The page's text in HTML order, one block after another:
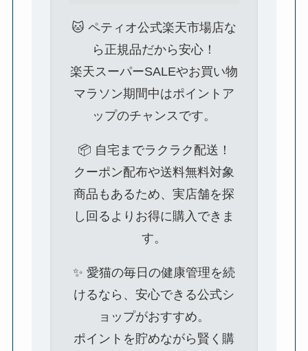
🐱 ペティオ公式楽天市場店な
ら正規品だから安心！
楽天スーパーSALEやお買い物
マラソン期間中はポイントア
ップのチャンスです。
📦 自宅までラクラク配送！
クーポン配布や送料無料対象
商品もあるため、実店舗を探
し回るよりお得に購入できま
す。
✨ 愛猫の毎日の健康管理を続
けるなら、安心できる公式シ
ョップがおすすめ。
ポイントを貯めながら賢く購